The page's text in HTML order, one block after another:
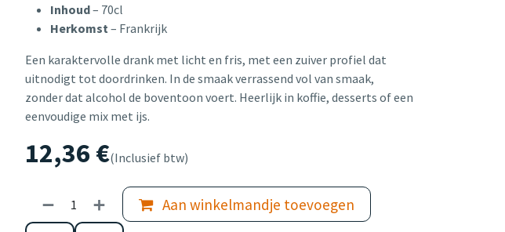
Inhoud– 70cl
Herkomst– Frankrijk
Een karaktervolle drank met licht en fris, met een zuiver profiel dat
uitnodigt tot doordrinken. In de smaak verrassend vol van smaak,
zonder dat alcohol de boventoon voert. Heerlijk in koffie, desserts of een
eenvoudige mix met ijs.
12,36 €(Inclusief btw)
Aan winkelmandje toevoegen